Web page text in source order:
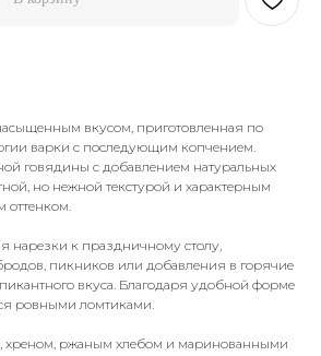
вкусом, приготовленная по
варки с последующим копчением.
говядины с добавлением натуральных
но нежной текстурой и характерным
оттенком.
нарезки к праздничному столу,
пикников или добавления в горячие
вкуса. Благодаря удобной форме
ровными ломтиками.
хреном, ржаным хлебом и маринованными